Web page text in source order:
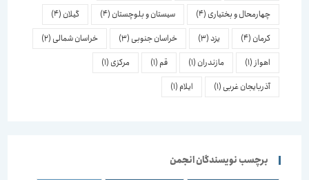
چهارمحال و بختیاری(4) سیستان و بلوچستان(4) گیلان(4)
کرمان(4)
(3) خراسان جنوبی(3) خراسان شمالی(2)
اهواز(1) مازندران(1)
(1) مرکزی(1)
آذربایجان غربی(1) ایلام(1)
برچسب نویسندگان انجمن